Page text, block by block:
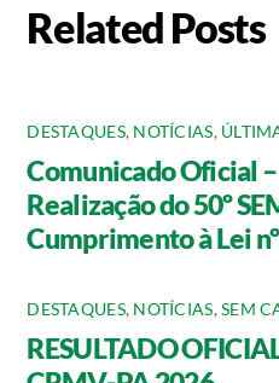
Related Posts
DESTAQUES, NOTÍCIAS,
Comunicado Oficial –
Realização do 50º
Cumprimento à Lei
DESTAQUES, NOTÍCIAS,SEM
RESULTADO